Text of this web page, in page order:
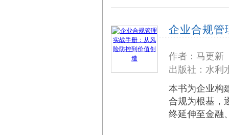
企业合规管
作者：马更新
出版社：水
本书为企业构
合规为根基，
终延伸至金融